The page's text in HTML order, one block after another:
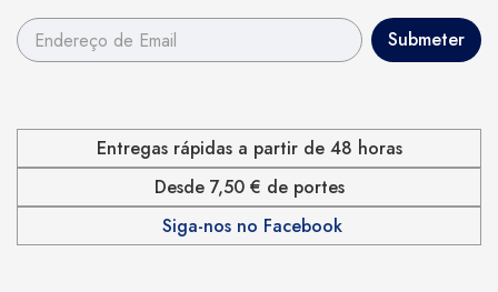
Entregas rápidas a partir de 48 horas
Desde 7,50 € de portes
Siga-nos no Facebook